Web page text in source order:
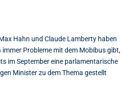
Hahn und Claude Lamberty haben
immer Probleme mit dem Mobibus gibt,
im September eine parlamentarische
Minister zu dem Thema gestellt